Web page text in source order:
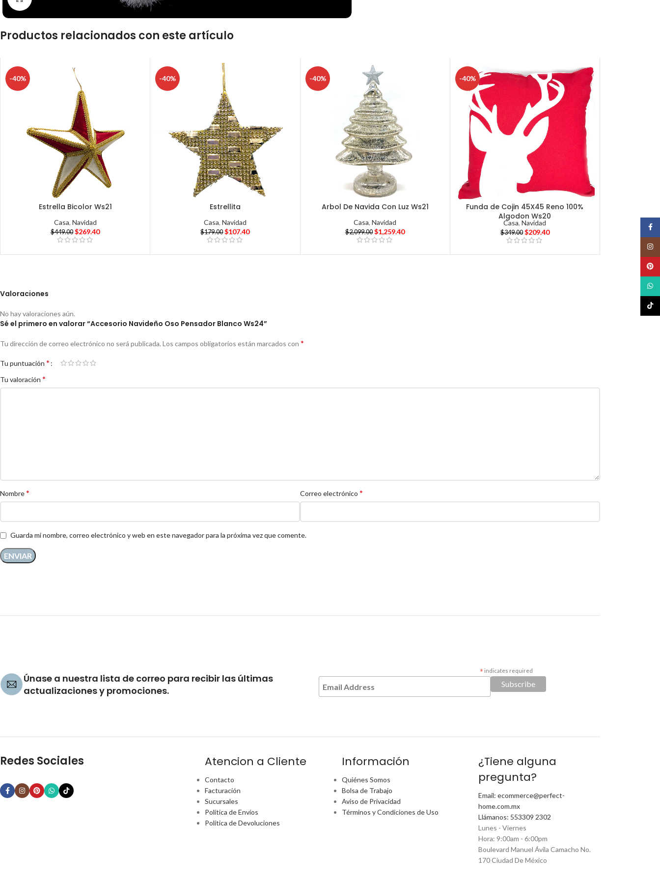
Productos relacionados con este artículo
-40%
Estrella Bicolor Ws21
Casa, Navidad
$449.00 $269.40
-40%
Estrellita
Casa, Navidad
$179.00 $107.40
-40%
Arbol De Navida Con Luz Ws21
Casa,Navidad
$2,099.00 $1,259.40
-40%
Funda de Cojin 45X45 Reno 100%
Algodon Ws20
Casa,Navidad
$349.00 $209.40
Valoraciones
No hay valoraciones aún.
Sé el primero en valorar “Accesorio Navideño Oso Pensador Blanco Ws24”
Tu dirección de correo electrónico no será publicada. Los campos obligatorios están marcados con *
Tu puntuación *
Tu valoración *
Nombre* Correo electrónico *
Guarda mi nombre, correo electrónico y web en este navegador para la próxima vez que comente.
Únase a nuestra lista de correo para recibir las últimas
actualizaciones y promociones.
* indicates required
Redes Sociales Atencion a Cliente
Contacto
Facturación
Sucursales
Política de Envíos
Política de Devoluciones
Información
Quiénes Somos
Bolsa de Trabajo
Aviso de Privacidad
Términos y Condiciones de Uso
¿Tiene alguna
pregunta?
Email: ecommerce@perfect-
home.com.mx
Llámanos: 553309 2302
Lunes - Viernes
Hora: 9:00am - 6:00pm
Boulevard Manuel Ávila Camacho No.
170 Ciudad De México